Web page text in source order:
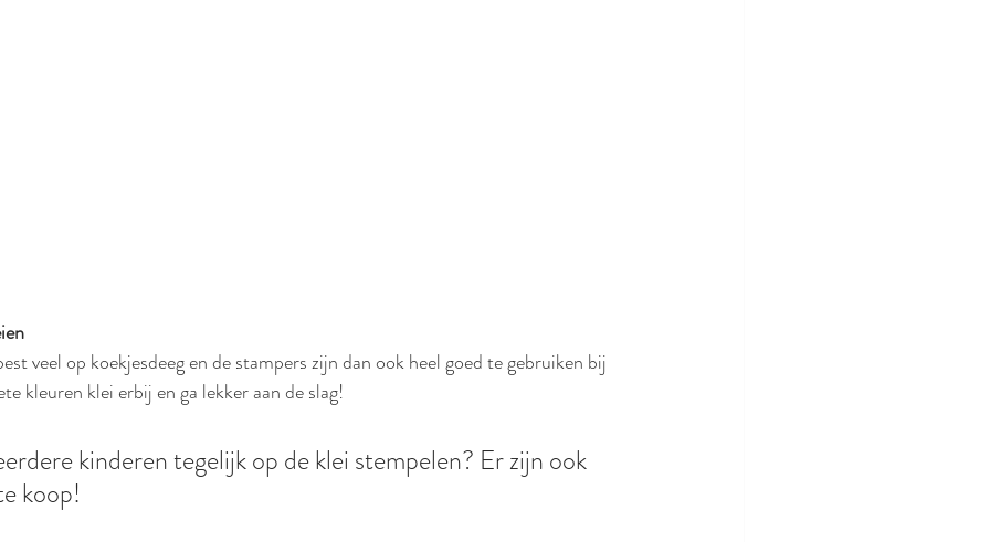
veel op koekjesdeeg en de stampers zijn dan ook heel goed te gebruiken bij
kleuren klei erbij en ga lekker aan de slag!
kinderen tegelijk op de klei stempelen? Er zijn ook
koop!